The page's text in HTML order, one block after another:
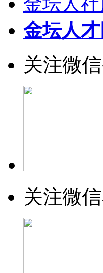
金坛人才
关注微
关注微